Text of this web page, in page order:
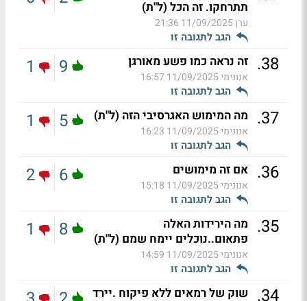
תתרחקו. זה הכל (ל"ת)
ערן11/09/2025 21:36
הגב לתגובה זו
38
. זה נראה כמו פשע מאורגן
אנונימי11/09/2025 16:57
הגב לתגובה זו
9
1
37
. מה המימוש האגרסיבי הזה (ל"ת)
אנונימי11/09/2025 16:23
הגב לתגובה זו
5
1
36
. אם זה מימושים
אנונימי11/09/2025 15:18
הגב לתגובה זו
6
2
35
. מה הירידות האלה
פתאום..נוכלים יימח שמם (ל"ת)
אנונימי11/09/2025 14:59
הגב לתגובה זו
8
1
34
. שוק של רמאים ללא פיקוח .יירד